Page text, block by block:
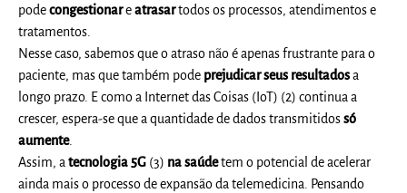
podecongestionareatrasartodos os processos, atendimentos e
tratamentos.
Nesse caso, sabemos que o atraso não é apenas frustrante para o
paciente, mas que também pode prejudicar seus resultadosa
longo prazo. E como a Internet das Coisas (IoT) (2) continua a
crescer, espera-se que a quantidade de dados transmitidossó
aumente.
Assim, atecnologia 5G (3) na saúdetem o potencial de acelerar
ainda mais o processo de expansão da telemedicina. Pensando